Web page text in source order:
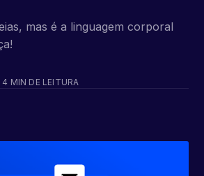
mas é a linguagem corporal
4 MIN DE LEITURA